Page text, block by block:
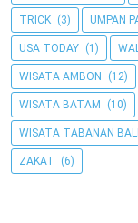
TRICK (3) UMPAN
USA TODAY (1)
WISATA AMBON (12)
WISATA BATAM (10)
WISATA TABANAN BALI
ZAKAT (6)